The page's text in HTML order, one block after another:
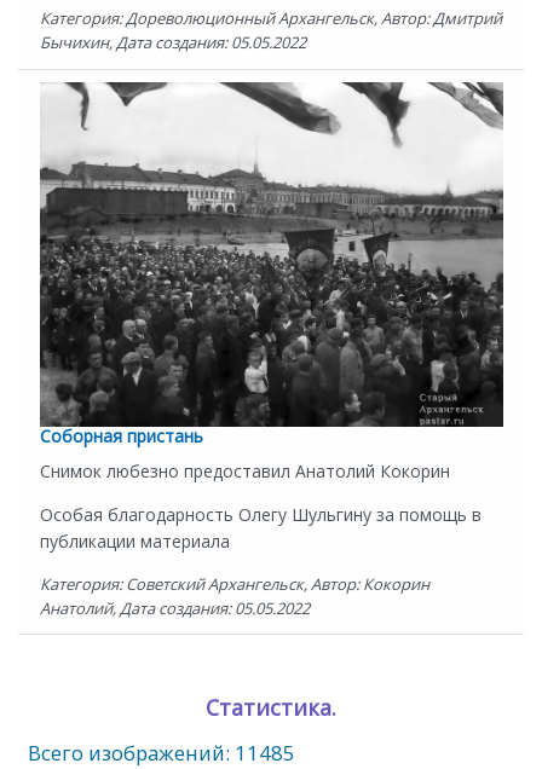
Категория: Дореволюционный Архангельск, Автор: Дмитрий
Бычихин, Дата создания: 05.05.2022
Соборная пристань
Снимок любезно предоставил Анатолий Кокорин
Особая благодарность Олегу Шульгину за помощь в
публикации материала
Категория: Советский Архангельск, Автор: Кокорин
Анатолий, Дата создания: 05.05.2022
Статистика.
Всего изображений: 11485